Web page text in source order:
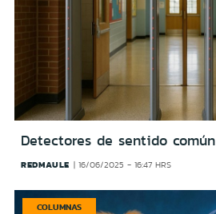
Detectores de sentido común
REDMAULE 16/06/2025 - 16:47 HRS
COLUMNAS